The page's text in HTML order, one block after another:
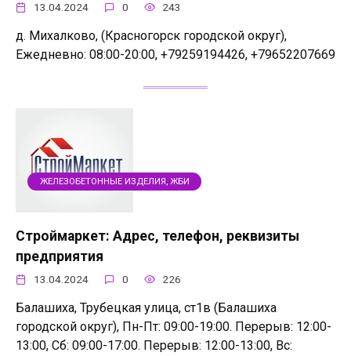
13.04.2024 0 243
д. Михалково, (Красногорск городской округ),
Ежедневно: 08:00-20:00, +79259194426, +79652207669
ЖЕЛЕЗОБЕТОННЫЕ ИЗДЕЛИЯ, ЖБИ
Строймаркет: Адрес, телефон, реквизиты
предприятия
13.04.2024 0 226
Балашиха, Трубецкая улица, ст1в (Балашиха
городской округ), Пн-Пт: 09:00-19:00. Перерыв: 12:00-
13:00, Сб: 09:00-17:00. Перерыв: 12:00-13:00, Вс: